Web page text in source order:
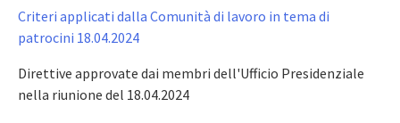
Criteri applicati dalla Comunità di lavoro in tema di
patrocini 18.04.2024
Direttive approvate dai membri dell'Ufficio Presidenziale
nella riunione del 18.04.2024